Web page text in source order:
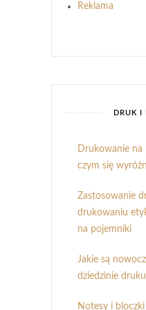
Reklama
DRUK I
Drukowanie na
czym się
Zastosowanie
drukowaniu
na pojemniki
Jakie są
dziedzinie
Notesy i